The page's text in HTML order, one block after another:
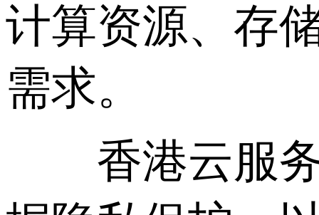
计算资源、存
需求。
香港云服务